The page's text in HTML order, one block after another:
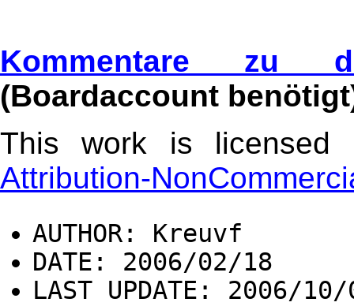
Kommentare zu
(Boardaccount
This work is
Attribution-
AUTHOR: Kreuvf
DATE: 2006/02/18
LAST UPDATE: 2006/10/